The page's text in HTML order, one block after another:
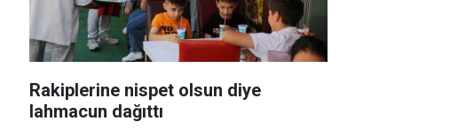
Rakiplerine nispet olsun diye
lahmacun dağıttı